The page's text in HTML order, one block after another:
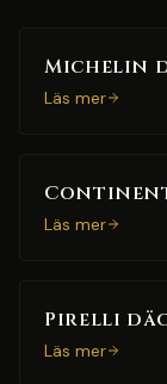
Michelin
Läs mer
Läs mer
Pirelli
Läs mer